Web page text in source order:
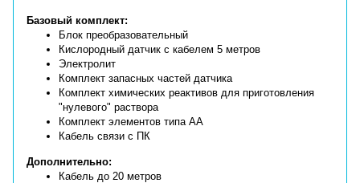
Базовый комплект:
Блок преобразовательный
Кислородный датчик с кабелем 5 метров
Электролит
Комплект запасных частей датчика
Комплект химических реактивов для приготовления
"нулевого" раствора
Комплект элементов типа АА
Кабель связи с ПК
Дополнительно:
Кабель до 20 метров